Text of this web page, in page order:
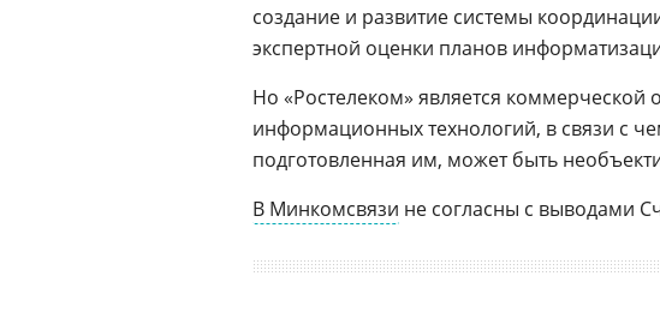
создание и развитие системы
экспертной оценки планов
Но «Ростелеком» является коммерческой
информационных технологий, в связи с
подготовленная им, может быть
В Минкомсвязи не согласны с выводами